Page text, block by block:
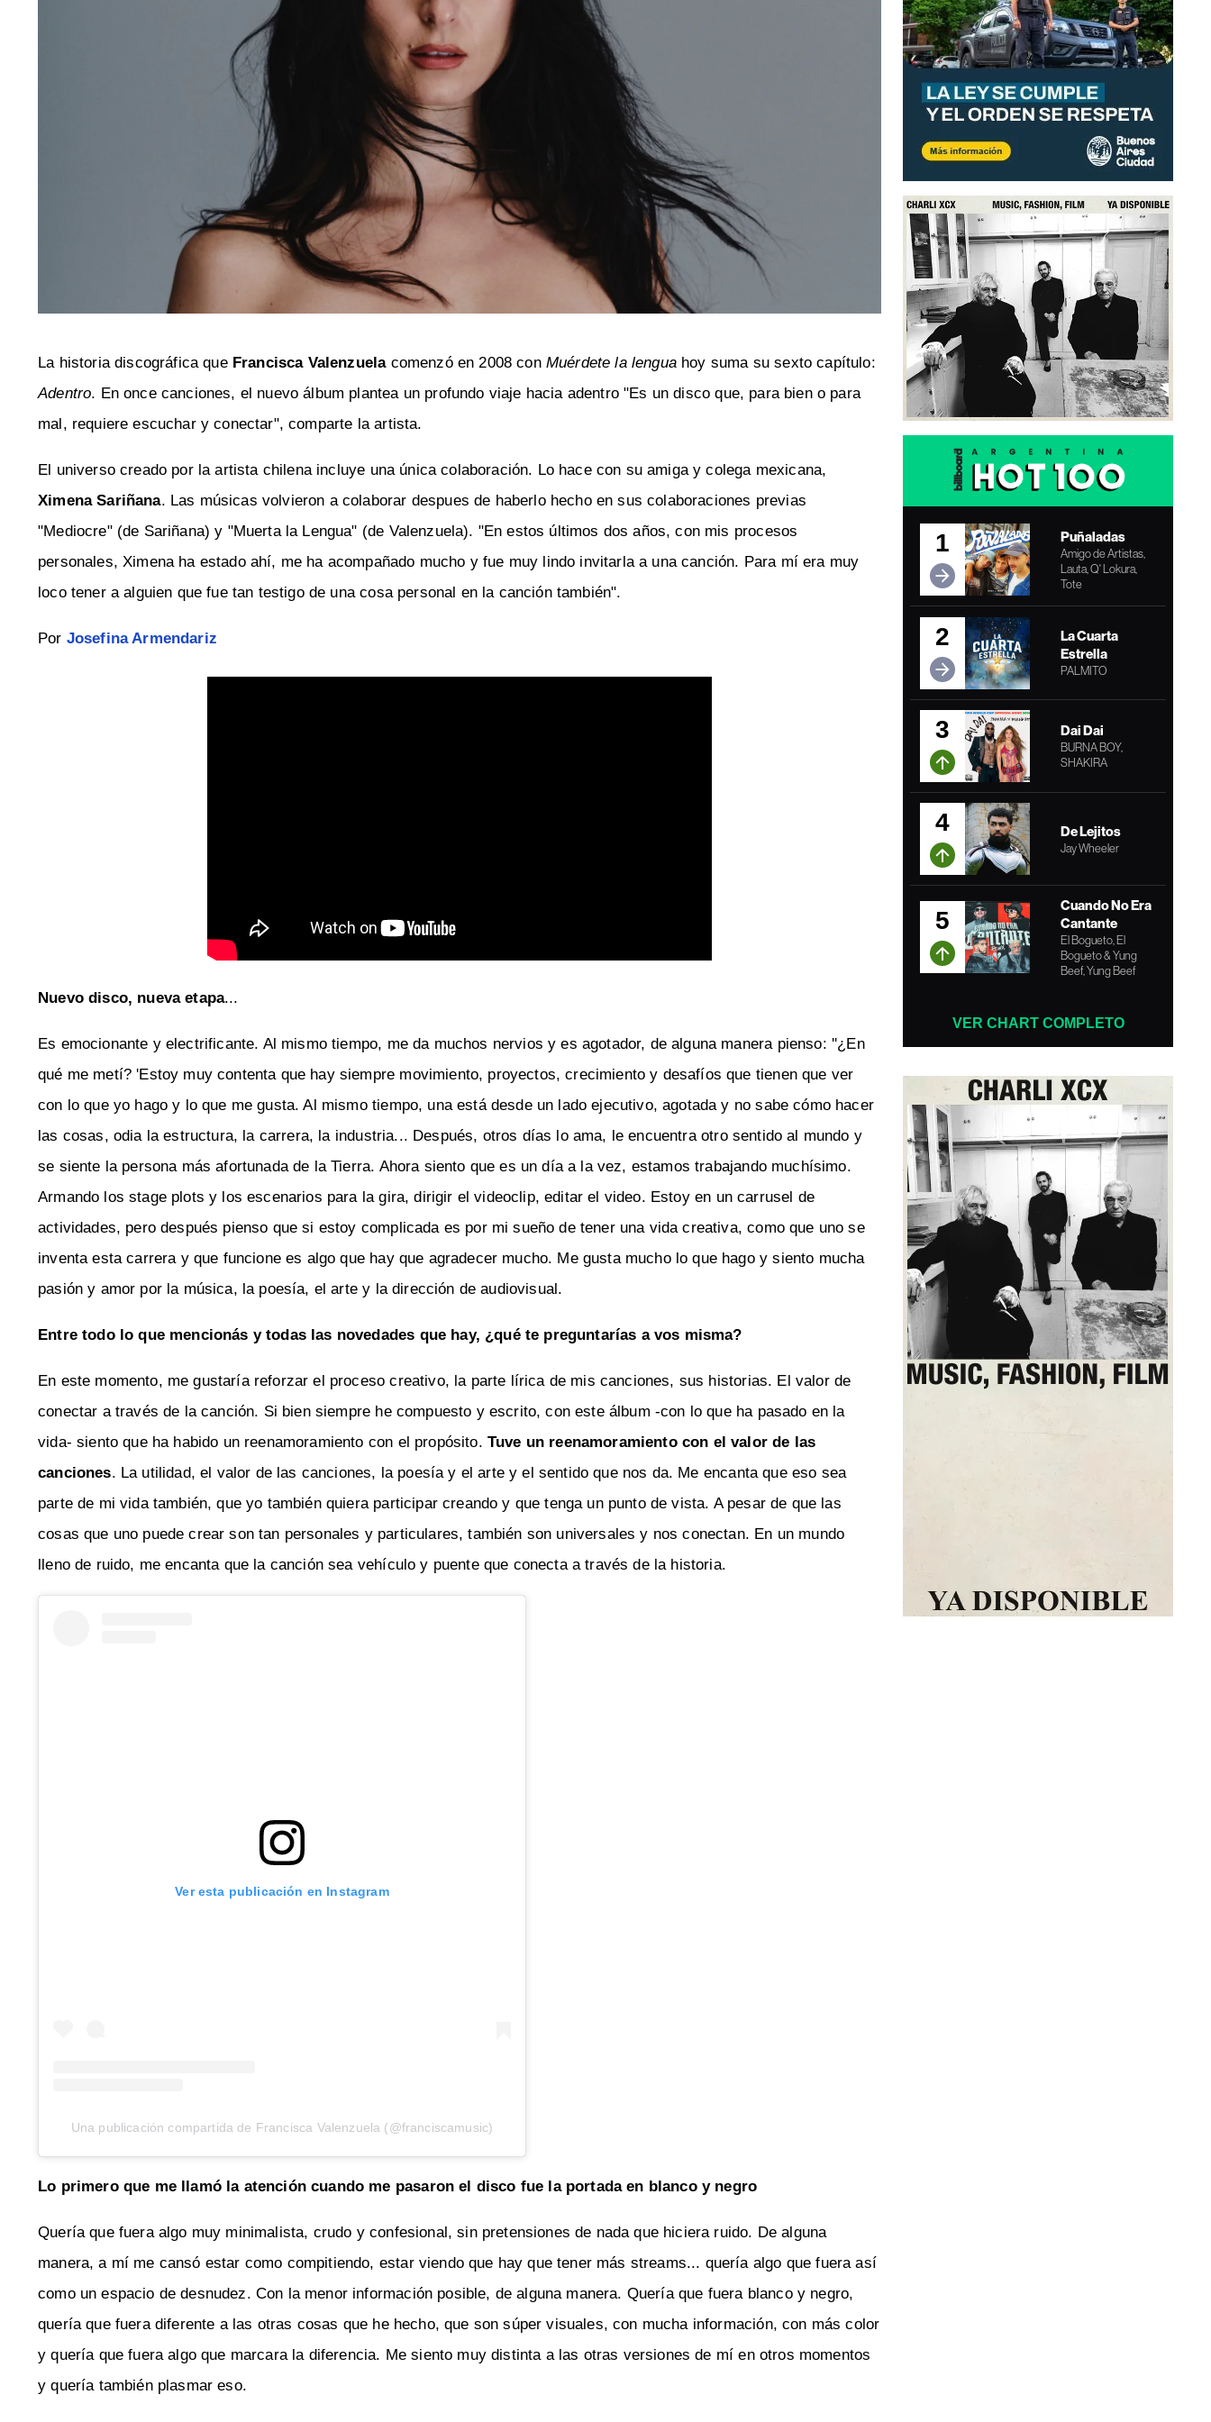
La historia discográfica que Francisca Valenzuelacomenzó en 2008 con Muérdete la lenguahoy suma su sexto capítulo:
Adentro. En once canciones, el nuevo álbum plantea un profundo viaje hacia adentro "Es un disco que, para bien o para
mal, requiere escuchar y conectar", comparte la artista.
El universo creado por la artista chilena incluye una única colaboración. Lo hace con su amiga y colega mexicana,
Ximena Sariñana. Las músicas volvieron a colaborar despues de haberlo hecho en sus colaboraciones previas
"Mediocre" (de Sariñana) y "Muerta la Lengua" (de Valenzuela). "En estos últimos dos años, con mis procesos
personales, Ximena ha estado ahí, me ha acompañado mucho y fue muy lindo invitarla a una canción. Para mí era muy
loco tener a alguien que fue tan testigo de una cosa personal en la canción también".
Por Josefina Armendariz
Nuevo disco, nueva etapa...
Es emocionante y electrificante. Al mismo tiempo, me da muchos nervios y es agotador, de alguna manera pienso: ''¿En
qué me metí? 'Estoy muy contenta que hay siempre movimiento, proyectos, crecimiento y desafíos que tienen que ver
con lo que yo hago y lo que me gusta. Al mismo tiempo, una está desde un lado ejecutivo, agotada y no sabe cómo hacer
las cosas, odia la estructura, la carrera, la industria... Después, otros días lo ama, le encuentra otro sentido al mundo y
se siente la persona más afortunada de la Tierra. Ahora siento que es un día a la vez, estamos trabajando muchísimo.
Armando los stage plots y los escenarios para la gira, dirigir el videoclip, editar el video. Estoy en un carrusel de
actividades, pero después pienso que si estoy complicada es por mi sueño de tener una vida creativa, como que uno se
inventa esta carrera y que funcione es algo que hay que agradecer mucho. Me gusta mucho lo que hago y siento mucha
pasión y amor por la música, la poesía, el arte y la dirección de audiovisual.
Entre todo lo que mencionás y todas las novedades que hay, ¿qué te preguntarías a vos misma?
En este momento, me gustaría reforzar el proceso creativo, la parte lírica de mis canciones, sus historias. El valor de
conectar a través de la canción. Si bien siempre he compuesto y escrito, con este álbum -con lo que ha pasado en la
vida- siento que ha habido un reenamoramiento con el propósito. Tuve un reenamoramiento con el valor de las
canciones. La utilidad, el valor de las canciones, la poesía y el arte y el sentido que nos da. Me encanta que eso sea
parte de mi vida también, que yo también quiera participar creando y que tenga un punto de vista. A pesar de que las
cosas que uno puede crear son tan personales y particulares, también son universales y nos conectan. En un mundo
lleno de ruido, me encanta que la canción sea vehículo y puente que conecta a través de la historia.
Ver esta publicación en Instagram
Una publicación compartida de Francisca Valenzuela (@franciscamusic)
Lo primero que me llamó la atención cuando me pasaron el disco fue la portada en blanco y negro
Quería que fuera algo muy minimalista, crudo y confesional, sin pretensiones de nada que hiciera ruido. De alguna
manera, a mí me cansó estar como compitiendo, estar viendo que hay que tener más streams... quería algo que fuera así
como un espacio de desnudez. Con la menor información posible, de alguna manera. Quería que fuera blanco y negro,
quería que fuera diferente a las otras cosas que he hecho, que son súper visuales, con mucha información, con más color
y quería que fuera algo que marcara la diferencia. Me siento muy distinta a las otras versiones de mí en otros momentos
y quería también plasmar eso.
1 Puñaladas
Amigo de Artistas,
Lauta, Q' Lokura,
Tote
2
La Cuarta
Estrella
PALMITO
3 Dai Dai
BURNA BOY,
SHAKIRA
4 De Lejitos
Jay Wheeler
5
Cuando No Era
Cantante
El Bogueto, El
Bogueto & Yung
Beef, Yung Beef
VER CHART COMPLETO